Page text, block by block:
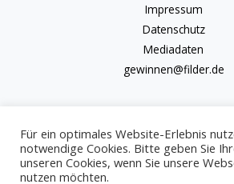
Impressum
Datenschutz
Mediadaten
gewinnen@filder.de
Copyright © 2026 kulturkalender-filder.de |
Für ein optimales Website-Erlebnis
notwendige Cookies. Bitte geben Sie
unseren Cookies, wenn Sie unsere
nutzen möchten.